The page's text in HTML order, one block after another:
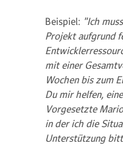
Beispiel: "Ich
Projekt aufgrund
mit einer
Wochen bis zum
Du mir helfen,
Vorgesetzte
in der ich die
Unterstützung